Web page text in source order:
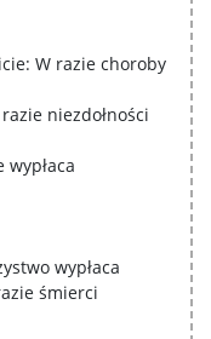
W razie choroby
niezdołności
wypłaca
wypłaca
śmierci